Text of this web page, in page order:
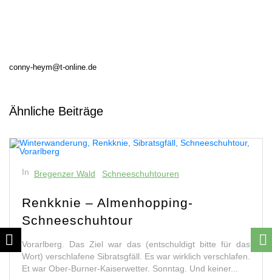
conny-heym@t-online.de
Ähnliche Beiträge
In Bregenzer Wald Schneeschuhtouren
Renkknie – Almenhopping-
Schneeschuhtour
Vorarlberg. Das Ziel war das (entschuldigt bitte für das
Wort) verschlafene Sibratsgfäll. Es war wirklich verschlafen.
Et war Ober-Burner-Kaiserwetter. Sonntag. Und keiner...